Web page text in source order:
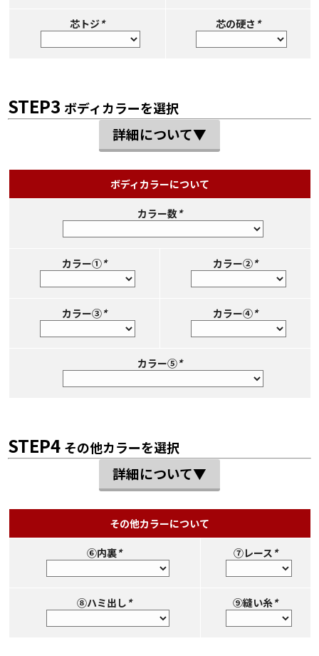
芯トジ* 芯の硬さ *
STEP3 ボディカラーを選択
詳細について▼
ボディカラーについて
カラー数*
カラー①* カラー②*
カラー③* カラー④*
カラー⑤*
STEP4 その他カラーを選択
詳細について▼
その他カラーについて
⑥内裏* ⑦レース *
⑧ハミ出し * ⑨縫い糸*